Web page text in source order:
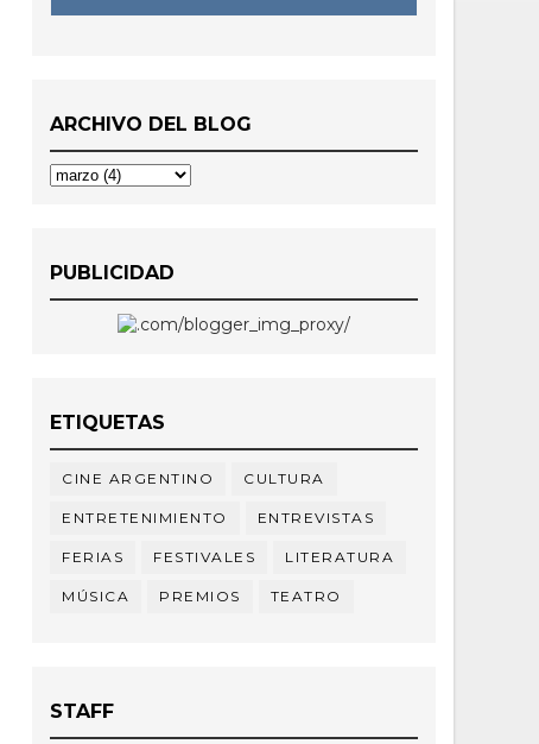
ARCHIVO DEL BLOG
PUBLICIDAD
ETIQUETAS
CINE ARGENTINO CULTURA
ENTRETENIMIENTO ENTREVISTAS
FERIAS FESTIVALES LITERATURA
MÚSICA PREMIOS TEATRO
STAFF